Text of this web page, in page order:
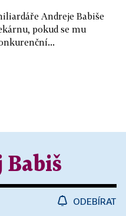
Andreje Babiše
pokud se mu
Babiš
ODEBÍRAT